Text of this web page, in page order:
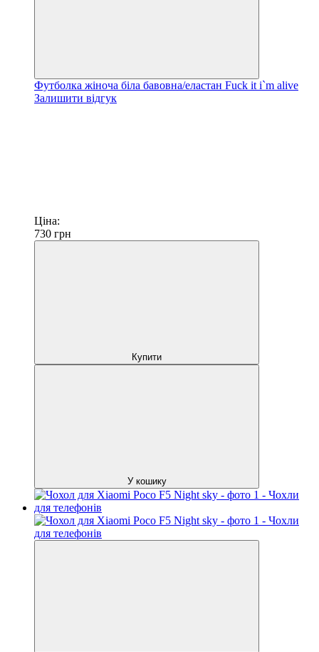
Футболка жіноча біла бавовна/еластан Fuck it i`m alive
Залишити відгук
Ціна:
730 грн
Купити
У кошику